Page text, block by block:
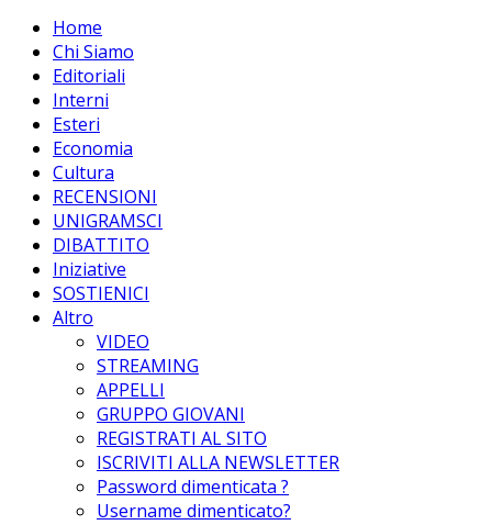
Home
Chi Siamo
Editoriali
Interni
Esteri
Economia
Cultura
RECENSIONI
UNIGRAMSCI
DIBATTITO
Iniziative
SOSTIENICI
Altro
VIDEO
STREAMING
APPELLI
GRUPPO GIOVANI
REGISTRATI AL SITO
ISCRIVITI ALLA NEWSLETTER
Password dimenticata ?
Username dimenticato?